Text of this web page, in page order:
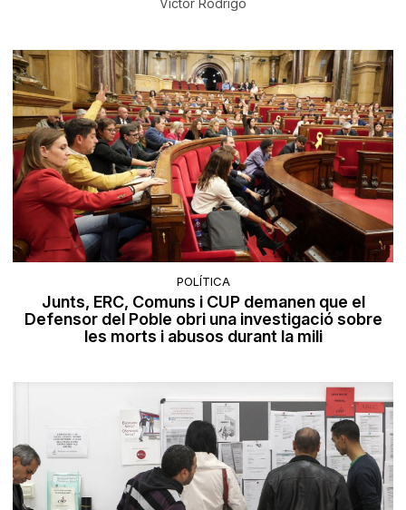
POLÍTICA
Junts, ERC, Comuns i CUP demanen que el
Defensor del Poble obri una investigació sobre
les morts i abusos durant la mili